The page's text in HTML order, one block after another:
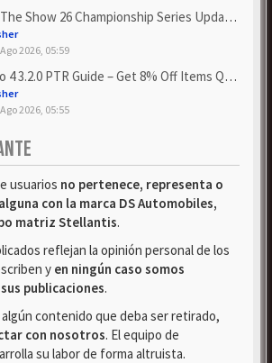
Show 26 Championship Series Update! Get Cheap & ...
2026, 05:59
3.2.0 PTR Guide – Get 8% Off Items Quickly to Test ...
2026, 05:55
usuarios no pertenece, representa o
con la marca DS Automobiles,
matriz Stellantis.
reflejan la opinión personal de los
y en ningún caso somos
publicaciones.
contenido que deba ser retirado,
con nosotros. El equipo de
su labor de forma altruista.